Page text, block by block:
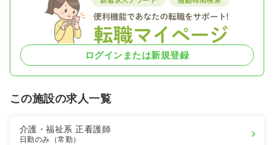
ログインまたは新規登録
この施設の求人一覧
介護・福祉系正看護師
日勤のみ（常勤）